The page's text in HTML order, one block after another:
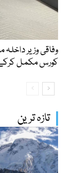
تازہ ترین
وفاقی وزیر
کورس مکمل